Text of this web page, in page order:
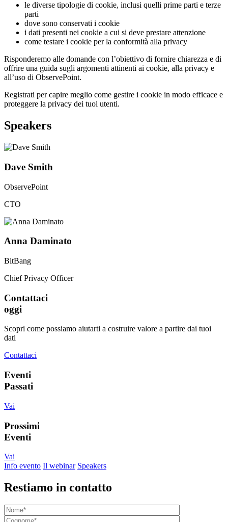
le diverse tipologie di cookie, inclusi quelli prime parti e terze
parti
dove sono conservati i cookie
i dati presenti nei cookie a cui si deve prestare attenzione
come testare i cookie per la conformità alla privacy
Risponderemo alle domande con l’obiettivo di fornire chiarezza e di
offrire una guida sugli argomenti attinenti ai cookie, alla privacy e
all’uso di ObservePoint.
Registrati per capire meglio come gestire i cookie in modo efficace e
proteggere la privacy dei tuoi utenti.
Speakers
Dave Smith
ObservePoint
CTO
Anna Daminato
BitBang
Chief Privacy Officer
Contattaci
oggi
Scopri come possiamo aiutarti a costruire valore a partire dai tuoi
dati
Contattaci
Eventi
Passati
Vai
Prossimi
Eventi
Vai
Info evento Il webinar Speakers
Restiamo in contatto